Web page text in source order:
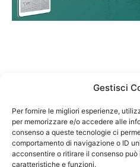
Gestisci
Per fornire le migliori esperienze,
per memorizzare e/o accedere alle
consenso a queste tecnologie ci
comportamento di navigazione o ID
acconsentire o ritirare il consenso
caratteristiche e funzioni.
Federazione Nazionale
codice fiscale
Responsabile sito